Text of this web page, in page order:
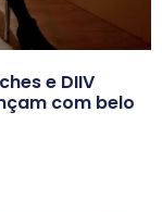
e DIIV
com belo